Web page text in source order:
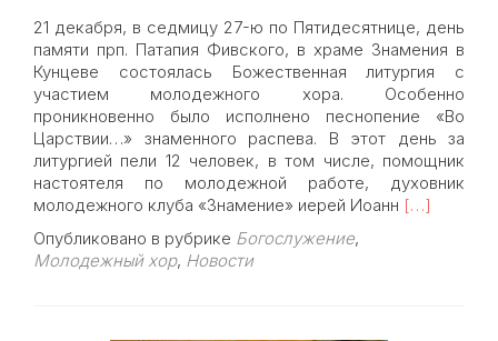
21 декабря, в седмицу 27-ю по Пятидесятнице, день
памяти прп. Патапия Фивского, в храме Знамения в
Кунцеве состоялась Божественная литургия с
участием молодежного хора. Особенно
проникновенно было исполнено песнопение «Во
Царствии…» знаменного распева. В этот день за
литургией пели 12 человек, в том числе, помощник
настоятеля по молодежной работе, духовник
молодежного клуба «Знамение» иерей Иоанн Read
[…]
Опубликовано в рубрике Богослужение,
Молодежный хор, Новости